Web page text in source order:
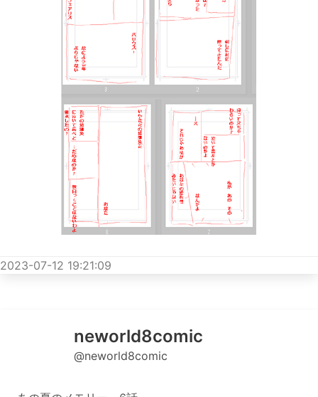
2023-07-12 19:21:09
neworld8comic
@neworld8comic